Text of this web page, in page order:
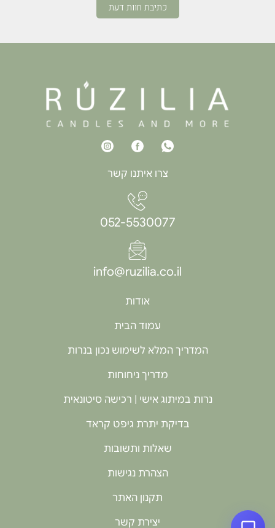
כתיבת חוות דעת
צרו איתנו קשר
052-5530077
info@ruzilia.co.il
אודות
עמוד הבית
המדריך המלא לשימוש נכון בנרות
מדריך ניחוחות
נרות במיתוג אישי | רכישה סיטונאית
בדיקת יתרת גיפט קראד
שאלות ותשובות
הצהרת נגישות
תקנון האתר
יצירת קשר